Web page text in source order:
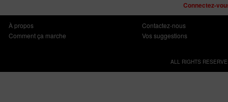
Connectez-
À propos
Comment ça marche
Contactez-nous
Vos suggestions
ALL RIGHTS